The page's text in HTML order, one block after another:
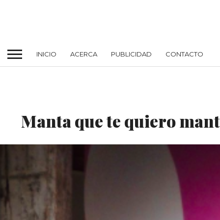
INICIO ACERCA PUBLICIDAD CONTACTO
Manta que te quiero